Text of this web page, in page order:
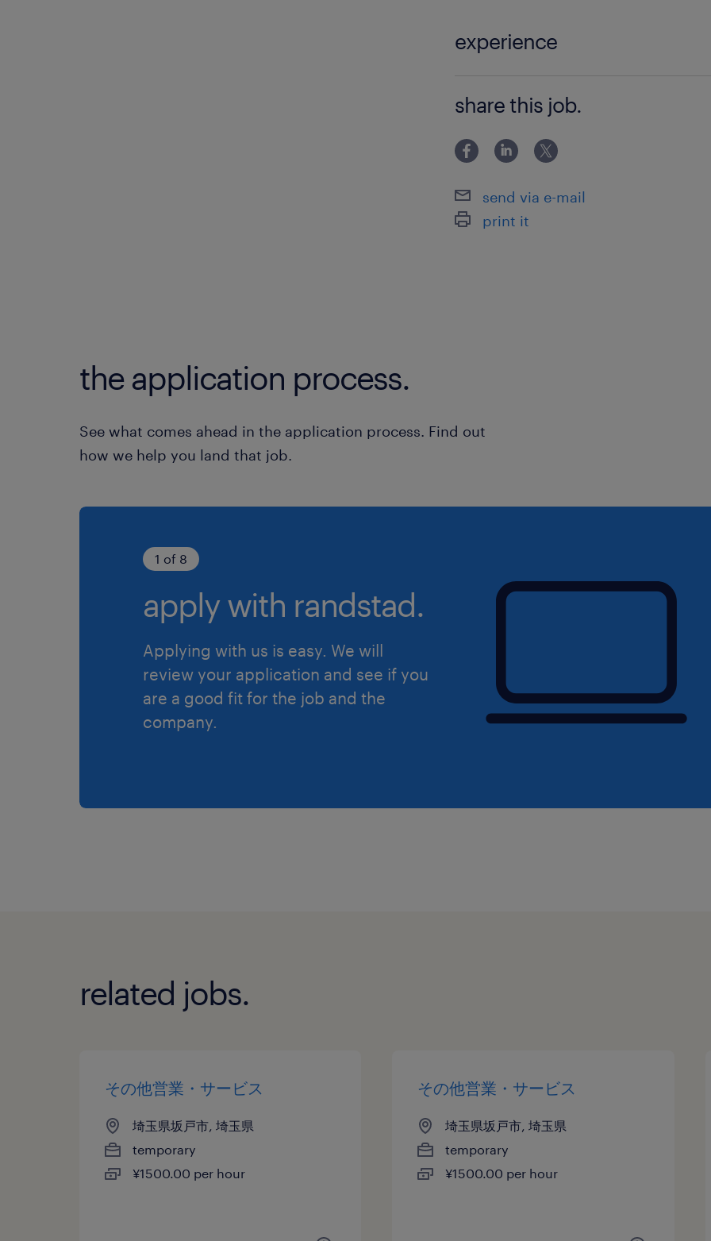
experience
share this job.
send via e-mail
print it
the application process.
See what comes ahead in the application process. Find out
how we help you land that job.
1 of 8
apply with randstad.
Applying with us is easy. We will
review your application and see if you
are a good fit for the job and the
company.
related jobs.
その他営業・サービス
埼玉県坂戸市, 埼玉県
temporary
¥1500.00 per hour
その他営業・サービス
埼玉県坂戸市, 埼玉県
temporary
¥1500.00 per hour